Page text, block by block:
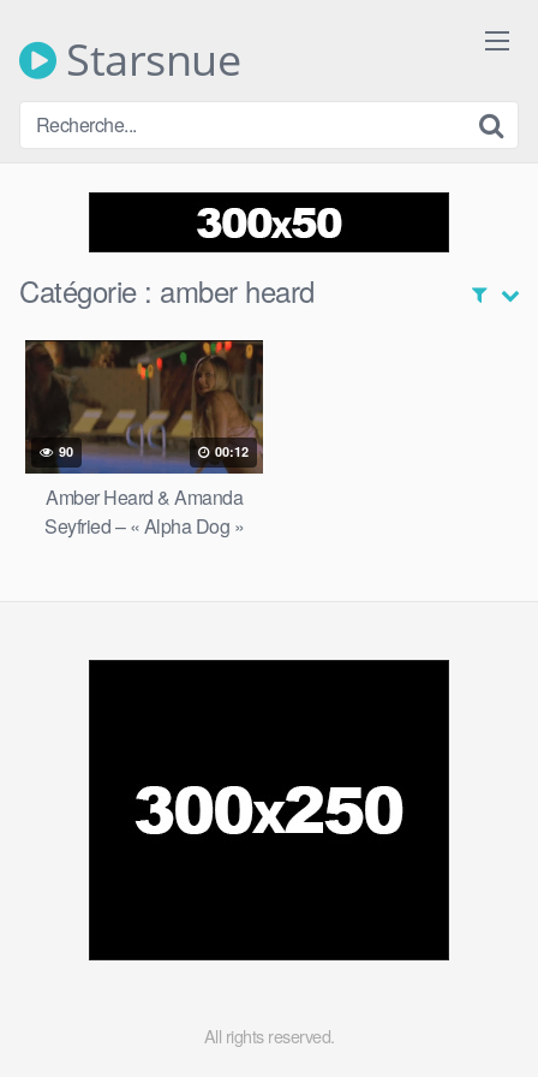
contentStarsnue
Catégorie : amber heard
90 00:12
Amber Heard & Amanda
Seyfried – « Alpha Dog »
All rights reserved.